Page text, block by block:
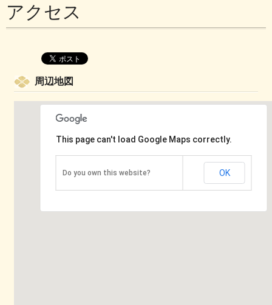
アクセス
周辺地図
This page can't load Google Maps correctly.
Do you own this website? OK